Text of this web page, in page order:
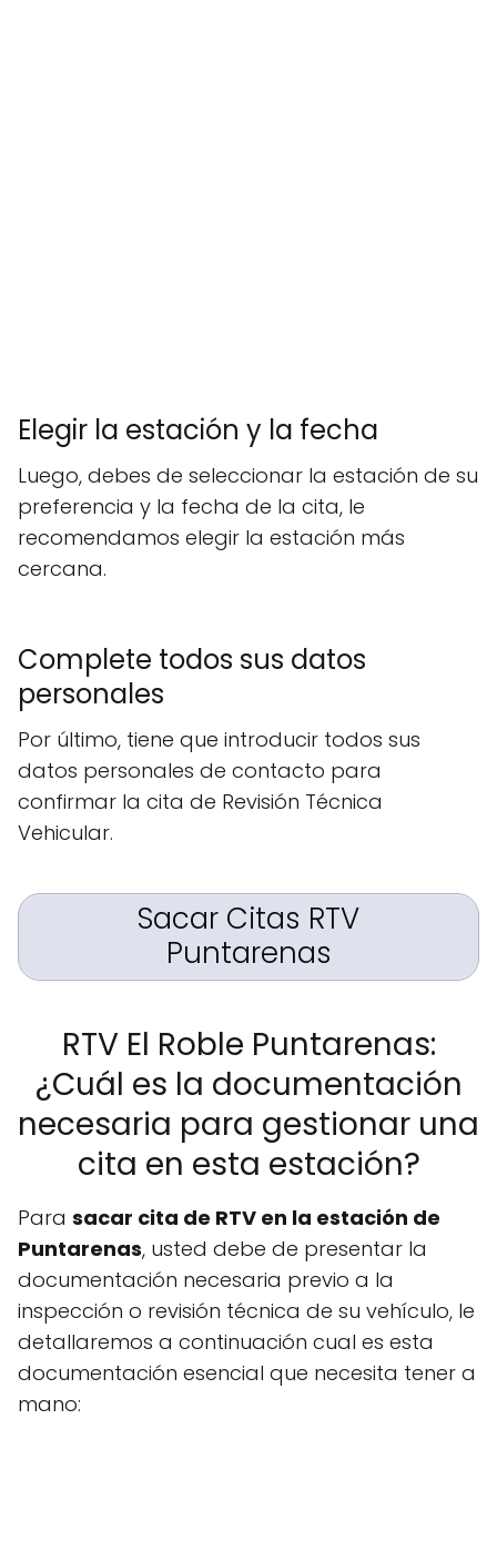
Elegir la estación y la fecha
Luego, debes de seleccionar la estación de su
preferencia y la fecha de la cita, le
recomendamos elegir la estación más
cercana.
Complete todos sus datos
personales
Por último, tiene que introducir todos sus
datos personales de contacto para
confirmar la cita de Revisión Técnica
Vehicular.
Sacar Citas RTV
Puntarenas
RTV El Roble Puntarenas:
¿Cuál es la documentación
necesaria para gestionar una
cita en esta estación?
Para sacar cita de RTV en la estación de
Puntarenas, usted debe de presentar la
documentación necesaria previo a la
inspección o revisión técnica de su vehículo, le
detallaremos a continuación cual es esta
documentación esencial que necesita tener a
mano: